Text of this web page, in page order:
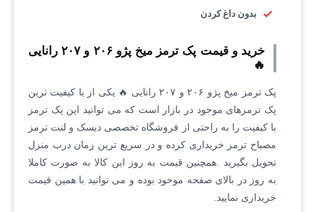
بدون داغ کردن
خرید و قیمت پک ترمز میخ پژو ۲۰۶ و ۲۰۷ رانایی
🔥
پک ترمز میخ پژو ۲۰۶ و ۲۰۷ رانایی 🔥 یکی از با کیفیت ترین
پک ترمزهای موجود در بازار است که می توانید این پک ترمز
با کیفیت را به راحتی از فروشگاه تخصصی دیسک و لنت ترمز
مصباح ترمز خریداری کرده و در سریع ترین زمان درب منزل
تحویل بگیرید .همچنین قیمت به روز این کالا به صورت کاملا
به روز در بالای صفحه موحود بوده و می توانید با همین قیمت
خریداری نمایید.